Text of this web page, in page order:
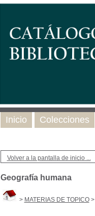
Volver a la pantalla de inicio ...
Geografía humana
> MATERIAS DE TOPICO>
Inicio Colecciones